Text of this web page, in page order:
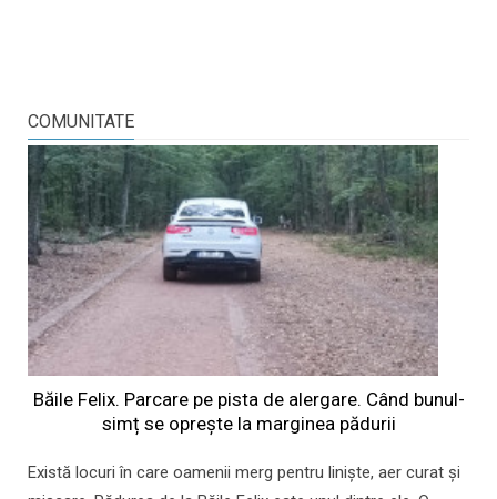
COMUNITATE
Băile Felix. Parcare pe pista de alergare. Când bunul-
simț se oprește la marginea pădurii
Există locuri în care oamenii merg pentru liniște, aer curat și